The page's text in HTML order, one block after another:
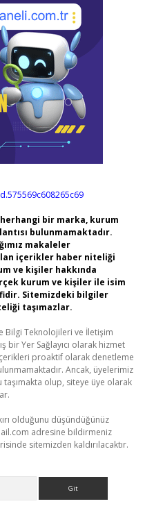
bir marka, kurum
bulunmamaktadır.
makaleler
içerikler haber niteliği
ve kişiler hakkında
kurum ve kişiler ile isim
Sitemizdeki bilgiler
taşımazlar.
Bilgi Teknolojileri ve İletişim
bir Yer Sağlayıcı olarak hizmet
proaktif olarak denetleme
Ancak, üyelerimiz
olup, siteye üye olarak
olduğunu düşündüğünüz
adresine bildirmeniz
sitemizden kaldırılacaktır.